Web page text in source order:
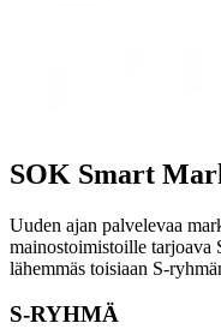
SOK Smart
Uuden ajan palvelevaa
mainostoimistoille tarjoava
lähemmäs toisiaan S-
S-RYHMÄ